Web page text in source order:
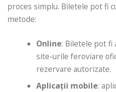
proces simplu. Biletele pot fi
metode:
Online: Biletele pot fi
site-urile feroviare
rezervare autorizate.
Aplicații mobile: